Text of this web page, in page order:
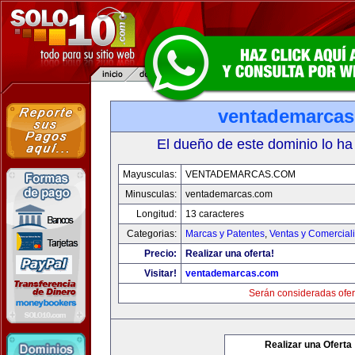
El dueño de este dominio lo
Mayusculas:
VENTADEMARCAS.COM
Minusculas:
ventademarcas.com
Longitud:
13 caracteres
Categorias:
Marcas y Patentes, Ventas y
Precio:
Realizar una oferta!
Visitar!
ventademarcas.com
Serán consideradas
Realizar una Oferta